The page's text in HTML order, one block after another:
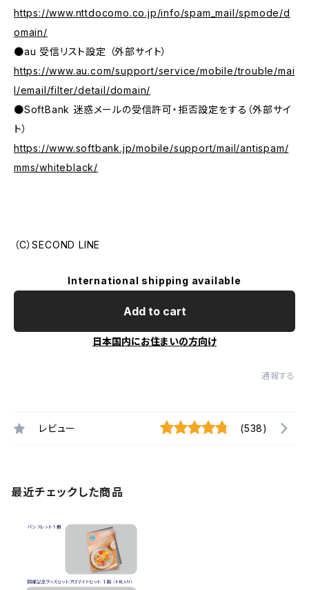
https://www.nttdocomo.co.jp/info/spam_mail/spmode/d
omain/
●au 受信リスト設定 （外部サイト）
https://www.au.com/support/service/mobile/trouble/mai
l/email/filter/detail/domain/
●SoftBank 迷惑メールの受信許可・拒否設定をする（外部サイ
ト）
https://www.softbank.jp/mobile/support/mail/antispam/
mms/whiteblack/
（C）SECOND LINE
International shipping available
Add to cart
日本国内にお住まいの方向け
通報する
レビュー (538)
最近チェックした商品